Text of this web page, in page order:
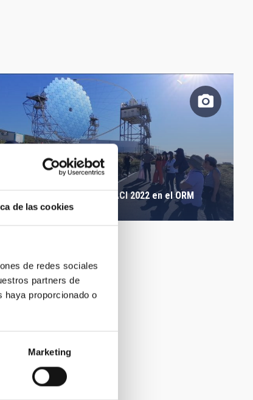
de las cookies
de redes sociales
partners de
haya proporcionado o
Marketing
Participantes del curso AEACI 2022 en el ORM